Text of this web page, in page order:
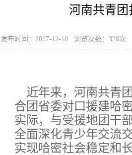
河南共青
发布时间：2017-12-10 浏览次数：328次
近年来，河南共青
合团省委对口援建哈
实际，与受援地团干
全面深化青少年交流
实现哈密社会稳定和